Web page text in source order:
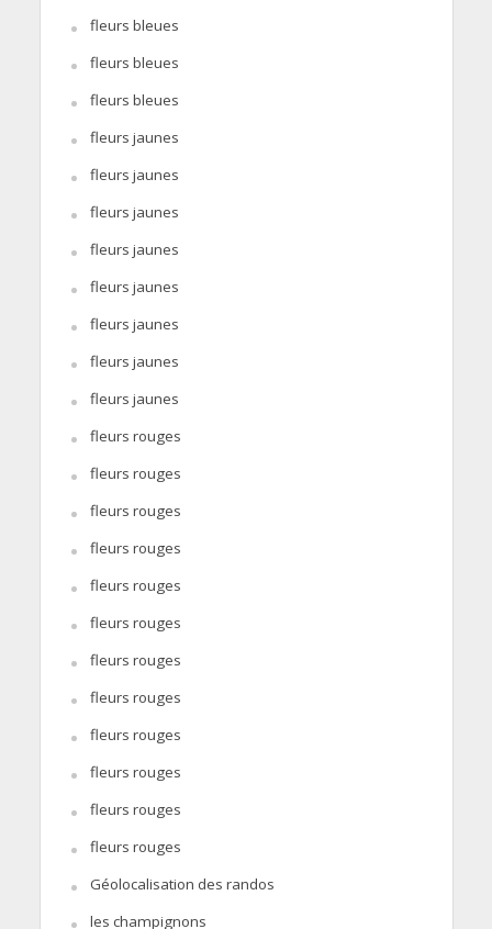
fleurs bleues
fleurs bleues
fleurs bleues
fleurs jaunes
fleurs jaunes
fleurs jaunes
fleurs jaunes
fleurs jaunes
fleurs jaunes
fleurs jaunes
fleurs jaunes
fleurs rouges
fleurs rouges
fleurs rouges
fleurs rouges
fleurs rouges
fleurs rouges
fleurs rouges
fleurs rouges
fleurs rouges
fleurs rouges
fleurs rouges
fleurs rouges
Géolocalisation des randos
les champignons